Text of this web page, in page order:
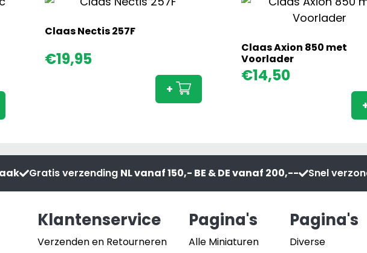
Terra
aantal
Claas Nectis 257F
€19,95
Nectis
aantal
+
Claas Axion 850 met
Voorlader
€14,50
Gratis verzending NL vanaf 150,- BE & DE vanaf 200,-- Snel
Klantenservice
Verzenden en Retourneren
Pagina's
Alle Miniaturen
Pagina's
Diverse